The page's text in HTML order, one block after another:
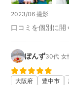
出来上がったお写
い出がぎゅっと鮮
た。
また撮影を検討
ております。
この度は本当にあ
2023/06 撮影
口コミを個別に開
ぽんず30代 女
大阪府 豊中市